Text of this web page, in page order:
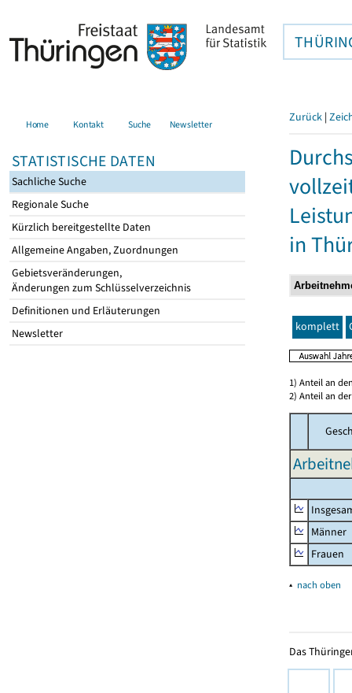
Home Kontakt Suche Newsletter
STATISTISCHE DATEN
Sachliche Suche
Regionale Suche
Kürzlich bereitgestellte Daten
Allgemeine Angaben, Zuordnungen
Gebietsveränderungen,
Änderungen zum Schlüsselverzeichnis
Definitionen und Erläuterungen
Newsletter
Zurück |
in
komplett
1) Anteil an
2) Anteil an
Männer
Frauen
▴ nach oben
Das